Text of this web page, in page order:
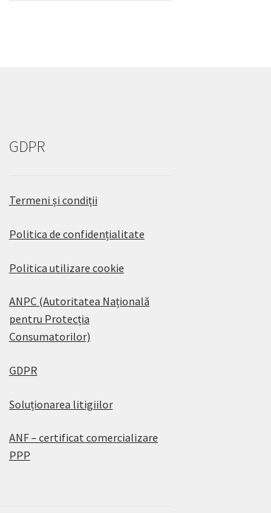
GDPR
Termeni și condiții
Politica de confidențialitate
Politica utilizare cookie
ANPC (Autoritatea Națională
pentru Protecția
Consumatorilor)
GDPR
Soluționarea litigiilor
ANF – certificat comercializare
PPP